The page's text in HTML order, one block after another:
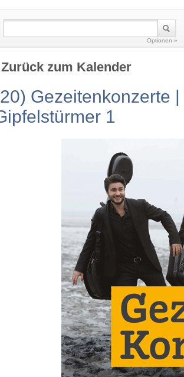
Optionen »
Zurück zum Kalender
Gezeitenkonzerte
1